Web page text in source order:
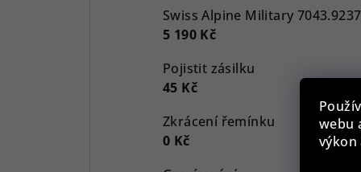
webu
výkon
5 190 Kč
Pojistit zásilku
45 Kč
Zkrácení řemínku
0 Kč